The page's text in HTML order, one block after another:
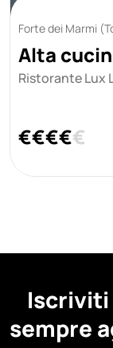
Forte dei Marmi
Alta
Ristorante Lux
€€€€€
Iscriviti
sempre